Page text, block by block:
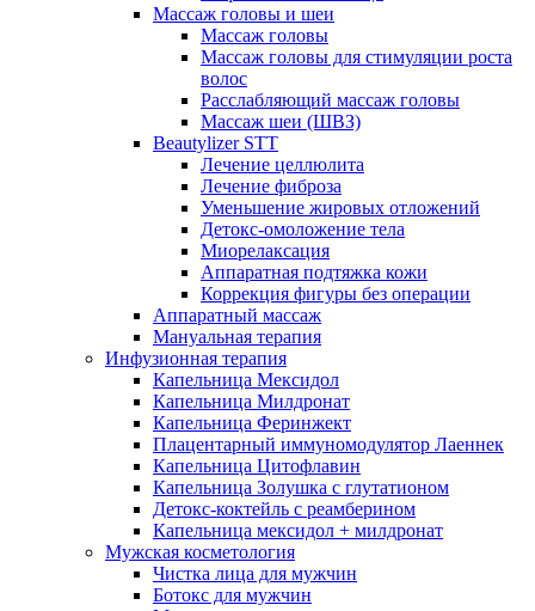
Массаж головы и шеи
Массаж головы
Массаж головы для стимуляции роста
волос
Расслабляющий массаж головы
Массаж шеи (ШВЗ)
Beautylizer STT
Лечение целлюлита
Лечение фиброза
Уменьшение жировых отложений
Детокс-омоложение тела
Миорелаксация
Аппаратная подтяжка кожи
Коррекция фигуры без операции
Аппаратный массаж
Мануальная терапия
Инфузионная терапия
Капельница Мексидол
Капельница Милдронат
Капельница Феринжект
Плацентарный иммуномодулятор Лаеннек
Капельница Цитофлавин
Капельница Золушка с глутатионом
Детокс-коктейль с реамберином
Капельница мексидол + милдронат
Мужская косметология
Чистка лица для мужчин
Ботокс для мужчин